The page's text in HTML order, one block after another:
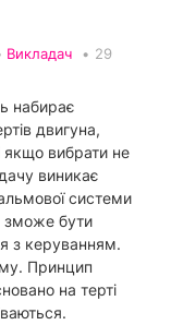
Викладач • 29
набирає
двигуна,
якщо вибрати не
виникає
системи
зможе бути
з керуванням.
Принцип
на терті